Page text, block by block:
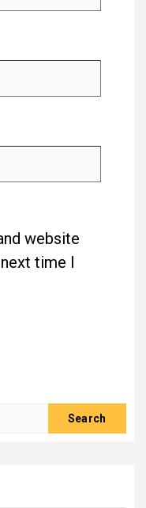
website
time I